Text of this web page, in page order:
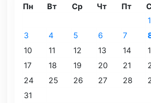
Пн Вт Ср Чт Пт
1
3
4 5 6 7
10
11 12 13 14
17
18 19 20 21
24
25 26 27 28
31